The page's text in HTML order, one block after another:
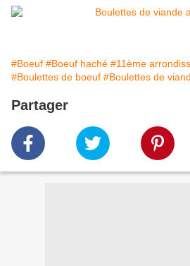
#Boeuf #Boeuf haché #11ème
#Boulettes de boeuf #Boulettes de
Partager